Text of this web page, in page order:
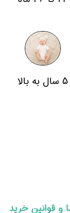
5 سال به بالا
و قوانین خرید